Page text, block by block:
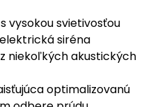
vysokou svietivosťou
siréna
niekoľkých akustických
optimalizovanú